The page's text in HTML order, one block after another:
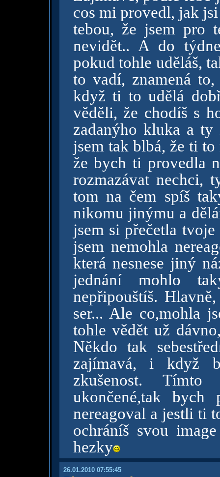
cos mi provedl, jak
tebou, že jsem pro
nevidět.. A do
pokud tohle uděláš,
to vadí, znamená
když ti to udělá
věděli, že chodíš s
zadanýho kluka a
jsem tak blbá, že ti
že bych ti provedla
rozmazávat nechci,
tom na čem spíš
nikomu jinýmu a
jsem si přečetla
jsem nemohla
která nesnese jiný
jednání mohlo
nepřipouštíš.
ser... Ale co,mohla
tohle vědět už
Někdo tak
zajímavá, i když
zkušenost.
ukončené,tak
nereagoval a jestli ti
ochráníš svou
hezky
26.01.2010 07:55:45